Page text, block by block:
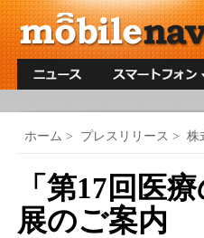
ホーム > プレスリリース > 株
「第17回医
展のご案内